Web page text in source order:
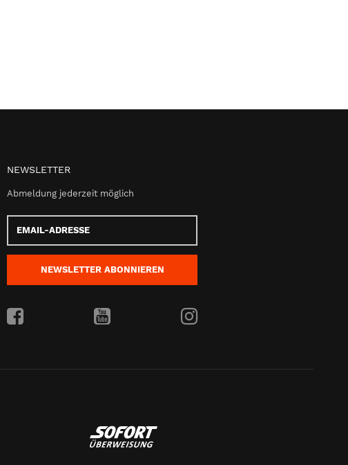
NEWSLETTER
Abmeldung jederzeit möglich
Adresse
NEWSLETTER ABONNIEREN